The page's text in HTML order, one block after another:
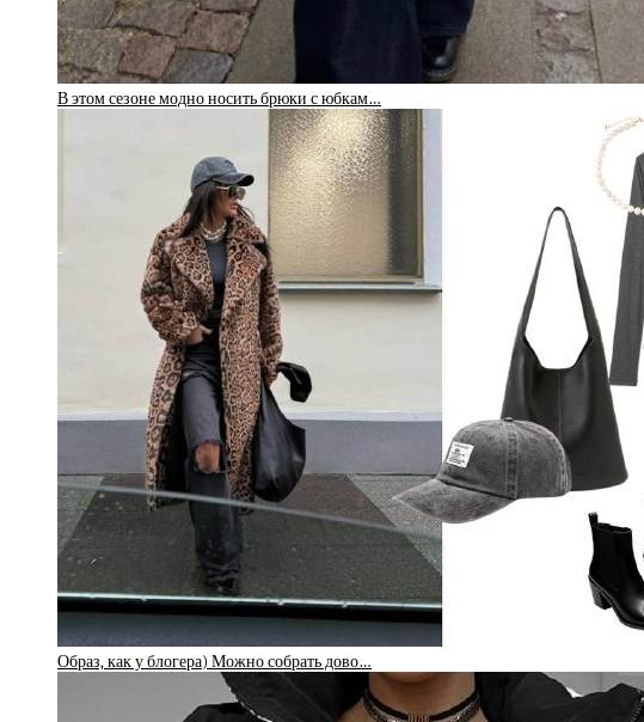
В этом сезоне модно носить брюки с юбкам…
Образ, как у блогера) Можно собрать дово…